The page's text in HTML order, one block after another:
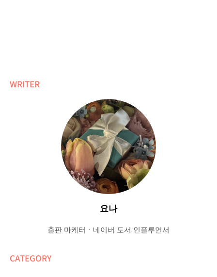
WRITER
요나
출판 마케터ㆍ네이버 도서 인플루언서
CATEGORY